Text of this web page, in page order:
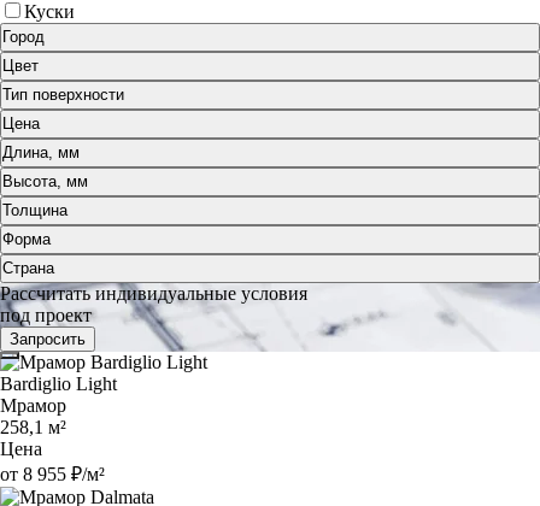
Куски
Город
Цвет
Тип поверхности
Цена
Длина, мм
Высота, мм
Толщина
Форма
Страна
Рассчитать индивидуальные условия
под проект
Запросить
Bardiglio Light
Мрамор
258,1 м²
Цена
от 8 955 ₽/м²